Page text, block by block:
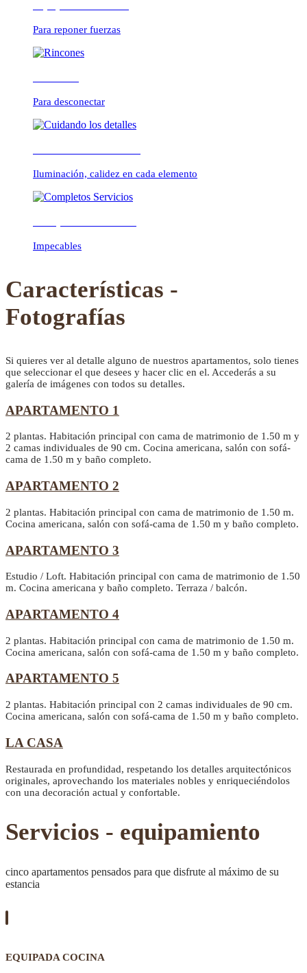
Previous Next
Para reponer fuerzas
Para desconectar
Iluminación, calidez en cada elemento
Impecables
Características -
Fotografías
Si quieres ver al detalle alguno de nuestros apartamentos, solo tienes
que seleccionar el que desees y hacer clic en el. Accederás a su
galería de imágenes con todos su detalles.
APARTAMENTO 1
2 plantas. Habitación principal con cama de matrimonio de 1.50 m y
2 camas individuales de 90 cm. Cocina americana, salón con sofá-
cama de 1.50 m y baño completo.
APARTAMENTO 2
2 plantas. Habitación principal con cama de matrimonio de 1.50 m.
Cocina americana, salón con sofá-cama de 1.50 m y baño completo.
APARTAMENTO 3
Estudio / Loft. Habitación principal con cama de matrimonio de 1.50
m. Cocina americana y baño completo. Terraza / balcón.
APARTAMENTO 4
2 plantas. Habitación principal con cama de matrimonio de 1.50 m.
Cocina americana, salón con sofá-cama de 1.50 m y baño completo.
APARTAMENTO 5
2 plantas. Habitación principal con 2 camas individuales de 90 cm.
Cocina americana, salón con sofá-cama de 1.50 m y baño completo.
LA CASA
Restaurada en profundidad, respetando los detalles arquitectónicos
originales, aprovechando los materiales nobles y enriqueciéndolos
con una decoración actual y confortable.
Servicios - equipamiento
cinco apartamentos pensados para que disfrute al máximo de su
estancia
EQUIPADA COCINA